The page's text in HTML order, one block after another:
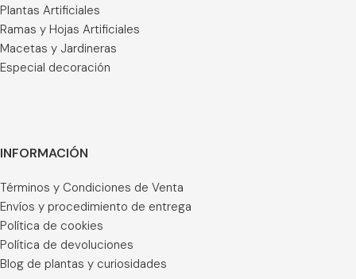
Plantas Artificiales
Ramas y Hojas Artificiales
Macetas y Jardineras
Especial decoración
INFORMACIÓN
Términos y Condiciones de Venta
Envíos y procedimiento de entrega
Política de cookies
Política de devoluciones
Blog de plantas y curiosidades